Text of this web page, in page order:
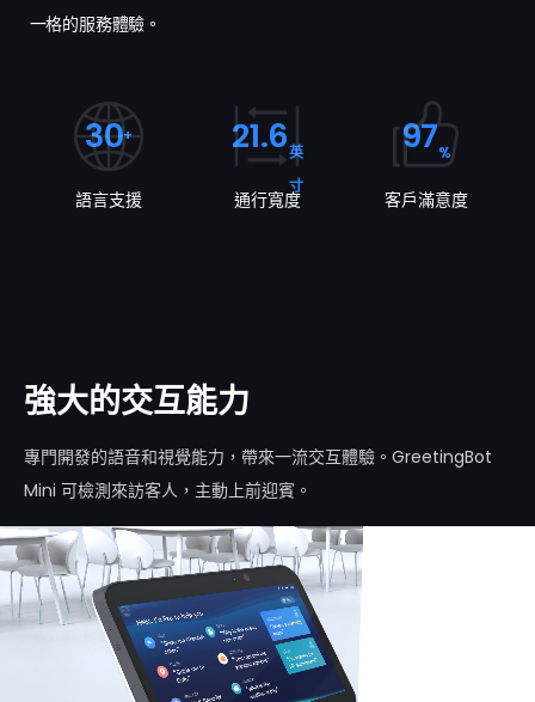
一格的服務體驗。
30+
語言支援
21.6英
寸
通行寬度
97%
客戶滿意度
強大的交互能力
專門開發的語音和視覺能力，帶來一流交互體驗。GreetingBot
Mini 可檢測來訪客人，主動上前迎賓。